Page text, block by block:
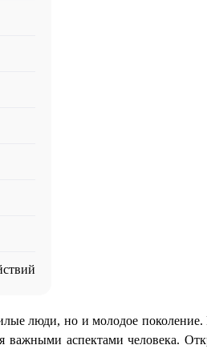
люди, но и молодое
важными аспектами человека.